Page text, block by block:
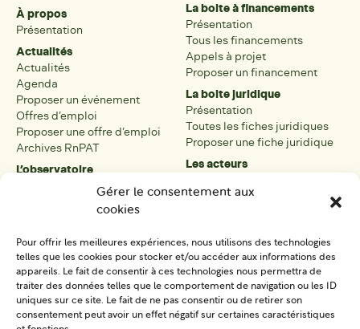
Gérer le consentement aux
cookies
Pour offrir les meilleures expériences, nous utilisons des technologies
telles que les cookies pour stocker et/ou accéder aux informations des
appareils. Le fait de consentir à ces technologies nous permettra de
traiter des données telles que le comportement de navigation ou les ID
uniques sur ce site. Le fait de ne pas consentir ou de retirer son
consentement peut avoir un effet négatif sur certaines caractéristiques
À propos
Présentation
Actualités
Actualités
Agenda
Proposer un événement
Offres d’emploi
Proposer une offre d’emploi
Archives RnPAT
L’observatoire
Présentation de l’observatoire
La boîte à outils
Présentation
Tous les outils
Proposer un outil
La boite à financements
Présentation
Tous les financements
Appels à projet
Proposer un financement
La boite juridique
Présentation
Toutes les fiches juridiques
Proposer une fiche juridique
Les acteurs
Tous les acteurs